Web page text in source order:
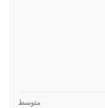
متوسط